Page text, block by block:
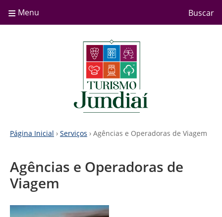
≡ Menu Buscar
Página Inicial › Serviços › Agências e Operadoras de Viagem
Agências e Operadoras de
Viagem